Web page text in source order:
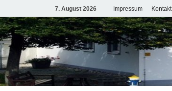
7. August 2026 Impressum Kontakt